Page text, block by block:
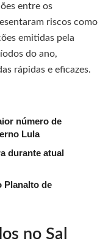
entre os
riscos como
emitidas pela
do ano,
rápidas e eficazes.
número de
Lula
durante atual
Planalto de
no Sal